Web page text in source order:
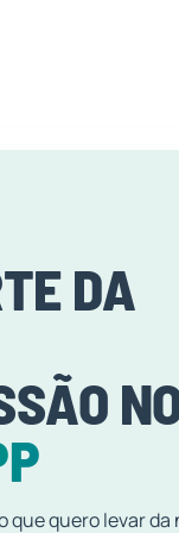
DA
que quero levar da